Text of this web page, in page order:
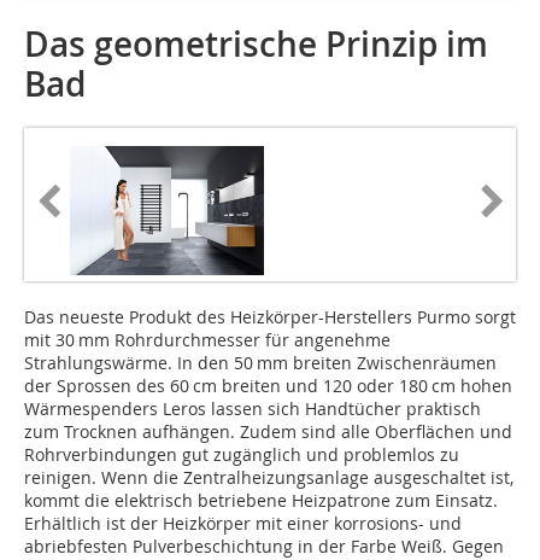
Das geometrische Prinzip im
Bad
Das neueste Produkt des Heizkörper-Herstellers Purmo sorgt
mit 30 mm Rohrdurchmesser für angenehme
Strahlungswärme. In den 50 mm breiten Zwischenräumen
der Sprossen des 60 cm breiten und 120 oder 180 cm hohen
Wärmespenders Leros lassen sich Handtücher praktisch
zum Trocknen aufhängen. Zudem sind alle Oberflächen und
Rohrverbindungen gut zugänglich und problemlos zu
reinigen. Wenn die Zentralheizungsanlage ausgeschaltet ist,
kommt die elektrisch betriebene Heizpatrone zum Einsatz.
Erhältlich ist der Heizkörper mit einer korrosions- und
abriebfesten Pulverbeschichtung in der Farbe Weiß. Gegen